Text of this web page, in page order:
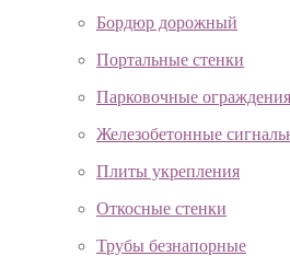
Бордюр дорожный
Портальные стенки
Парковочные ограждения
Железобетонные
Плиты укрепления
Откосные стенки
Трубы безнапорные